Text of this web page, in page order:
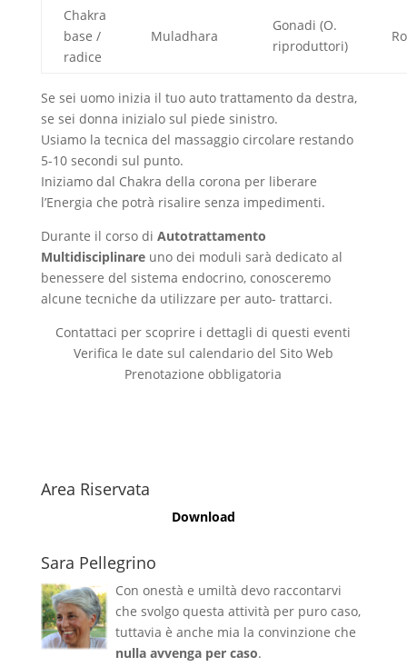
Chakra
base /
radice
Muladhara
Gonadi (O.
riproduttori)
Se sei uomo inizia il tuo auto trattamento da destra,
se sei donna inizialo sul piede sinistro.
Usiamo la tecnica del massaggio circolare restando
5-10 secondi sul punto.
Iniziamo dal Chakra della corona per liberare
l’Energia che potrà risalire senza impedimenti.
Durante il corso di Autotrattamento
Multidisciplinareuno dei moduli sarà dedicato al
benessere del sistema endocrino, conosceremo
alcune tecniche da utilizzare per auto- trattarci.
Contattaci per scoprire i dettagli di questi eventi
Verifica le date sul calendario del Sito Web
Prenotazione obbligatoria
Area Riservata
Download
Sara Pellegrino
Con onestà e umiltà devo raccontarvi
che svolgo questa attività per puro caso,
tuttavia è anche mia la convinzione che
nulla avvenga per caso.